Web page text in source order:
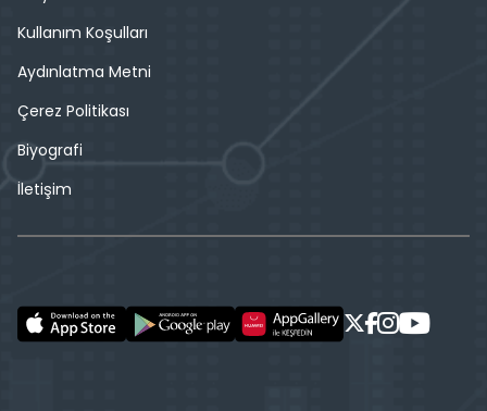
Kullanım Koşulları
Aydınlatma Metni
Çerez Politikası
Biyografi
İletişim